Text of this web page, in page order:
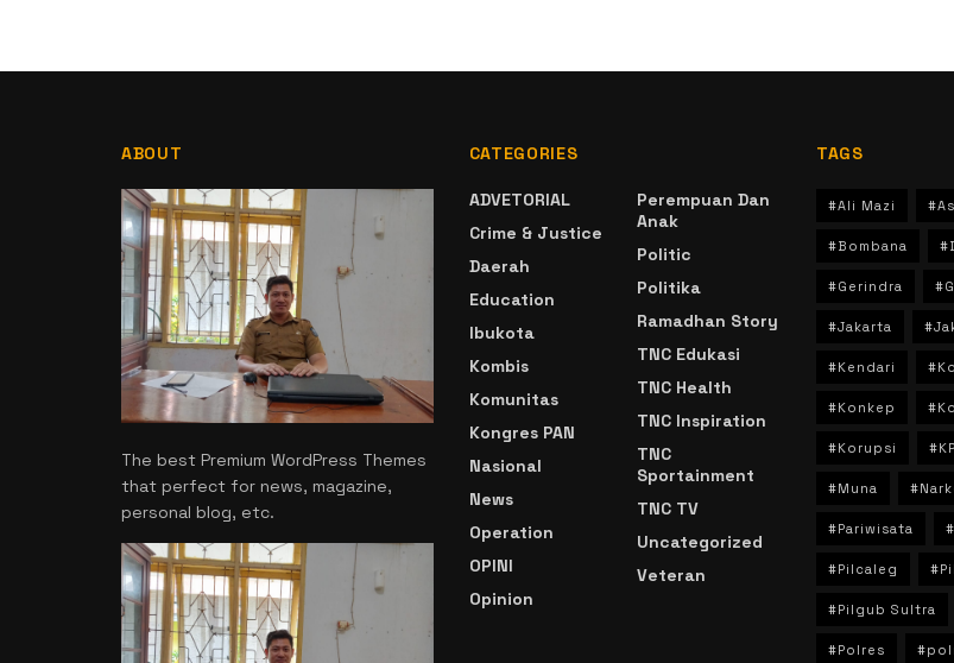
ABOUT
The best Premium WordPress Themes
that perfect for news, magazine,
personal blog, etc.
CATEGORIES
ADVETORIAL
Crime & Justice
Daerah
Education
Ibukota
Kombis
Komunitas
Kongres PAN
Nasional
News
Operation
OPINI
Opinion
Perempuan Dan
Anak
Politic
Politika
Ramadhan Story
TNC Edukasi
TNC Health
TNC Inspiration
TNC
Sportainment
TNC TV
Uncategorized
Veteran
TAGS
#Ali Mazi
#Bombana
#Gerindra
#Jakarta
#Kendari
#Konkep
#Korupsi
#Muna
#Pariwisata
#Pilcaleg
#Pilgub Sultra
#Polres